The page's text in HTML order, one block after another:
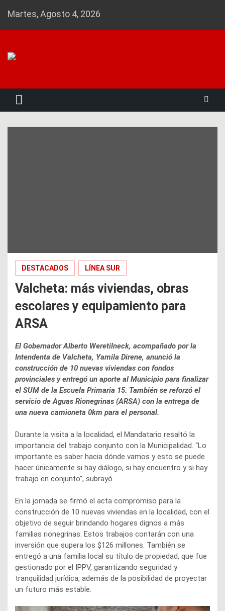
Martes, Agosto 4, 2026
DESTACADOS LÍNEA SUR
Valcheta: más viviendas, obras
escolares y equipamiento para
ARSA
El Gobernador Alberto Weretilneck, acompañado por la
Intendenta de Valcheta, Yamila Direne, anunció la
construcción de 10 nuevas viviendas con fondos
provinciales y entregó un aporte al Municipio para finalizar
el SUM de la Escuela Primaria 15. También se reforzó el
servicio de Aguas Rionegrinas (ARSA) con la entrega de
una nueva camioneta 0km para el personal.
Durante la visita a la localidad, el Mandatario resaltó la
importancia del trabajo conjunto con la Municipalidad. “Lo
importante es saber hacia dónde vamos y esto se puede
hacer únicamente si hay diálogo, si hay encuentro y si hay
trabajo en conjunto”, subrayó.
En la jornada se firmó el acta compromiso para la
construcción de 10 nuevas viviendas en la localidad, con el
objetivo de seguir brindando hogares dignos a más
familias rionegrinas. Estos trabajos contarán con una
inversión que supera los $126 millones. También se
entregó a una familia local su título de propiedad, que fue
gestionado por el IPPV, garantizando seguridad y
tranquilidad jurídica, además de la posibilidad de proyectar
un futuro más estable.